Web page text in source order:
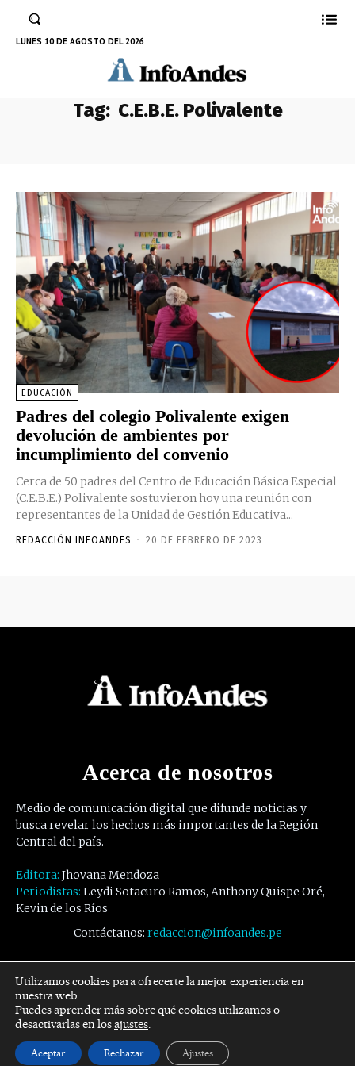
LUNES 10 DE AGOSTO DEL 2026
Tag: C.E.B.E. Polivalente
EDUCACIÓN
Padres del colegio Polivalente exigen
devolución de ambientes por
incumplimiento del convenio
Cerca de 50 padres del Centro de Educación Básica Especial
(C.E.B.E.) Polivalente sostuvieron hoy una reunión con
representantes de la Unidad de Gestión Educativa...
REDACCIÓN INFOANDES - 20 DE FEBRERO DE 2023
Acerca de nosotros
Medio de comunicación digital que difunde noticias y
busca revelar los hechos más importantes de la Región
Central del país.
Editora: Jhovana Mendoza
Periodistas: Leydi Sotacuro Ramos, Anthony Quispe Oré,
Kevin de los Ríos
Contáctanos: redaccion@infoandes.pe
Síguenos
Facebook Twitter Youtube
Utilizamos cookies para ofrecerte la mejor experiencia en
nuestra web.
Puedes aprender más sobre qué cookies utilizamos o
desactivarlas en losajustes.
Aceptar Rechazar Ajustes